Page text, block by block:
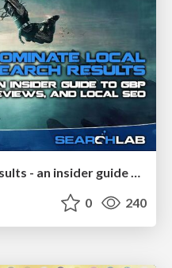
Dominate Local Search Results - an insider guide to GBP, reviews, and Local SEO
0 240